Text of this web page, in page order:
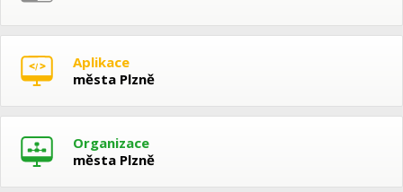
Aplikace
města Plzně
Organizace
města Plzně